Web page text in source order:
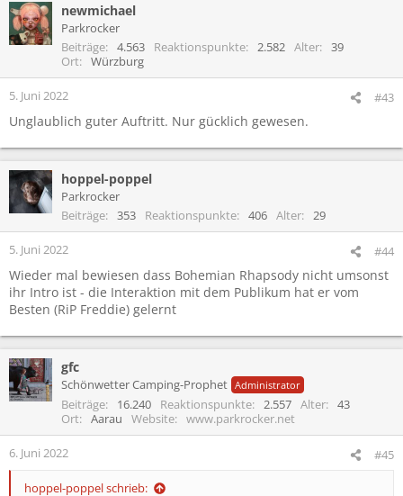
k
t
i
n
:
newmichael
Parkrocker
Beiträge
4.563 Reaktionspunkte 2.582 Alter
39
Ort
Würzburg
5. Juni 2022 #43
Unglaublich guter Auftritt. Nur gücklich gewesen.
hoppel-poppel
Parkrocker
Beiträge
353 Reaktionspunkte 406 Alter 29
5. Juni 2022 #44
Wieder mal bewiesen dass Bohemian Rhapsody nicht umsonst
ihr Intro ist - die Interaktion mit dem Publikum hat er vom
Besten (RiP Freddie) gelernt
gfc
Schönwetter Camping-Prophet Administrator
Beiträge 16.240 Reaktionspunkte 2.557 Alter
43
Ort
Aarau Website www.parkrocker.net
6. Juni 2022 #45
hoppel-poppel schrieb: